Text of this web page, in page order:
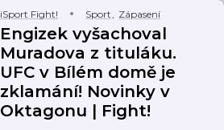
iSport Fight! Sport, Zápasení
Engizek vyšachoval
Muradova z tituláku.
UFC v Bílém domě je
zklamání! Novinky v
Oktagonu | Fight!